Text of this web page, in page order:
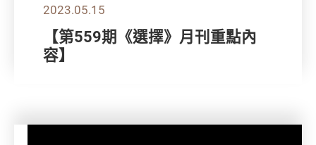
2023.05.15
【第559期《選擇》月刊重點內
容】